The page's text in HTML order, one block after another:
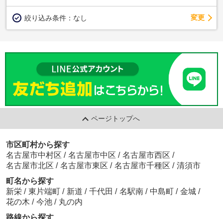
絞り込み条件： なし 変更
ページトップへ
市区町村から探す
名古屋市中村区 / 名古屋市中区 / 名古屋市西区 /
名古屋市北区 / 名古屋市東区 / 名古屋市千種区 / 清須市
町名から探す
新栄 / 東片端町 / 新道 / 千代田 / 名駅南 / 中島町 / 金城 /
花の木 / 今池 / 丸の内